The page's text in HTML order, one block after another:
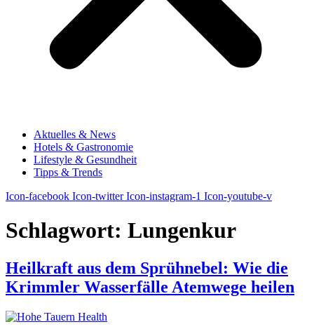
Aktuelles & News
Hotels & Gastronomie
Lifestyle & Gesundheit
Tipps & Trends
Icon-facebook Icon-twitter Icon-instagram-1 Icon-youtube-v
Schlagwort: Lungenkur
Heilkraft aus dem Sprühnebel: Wie die
Krimmler Wasserfälle Atemwege heilen